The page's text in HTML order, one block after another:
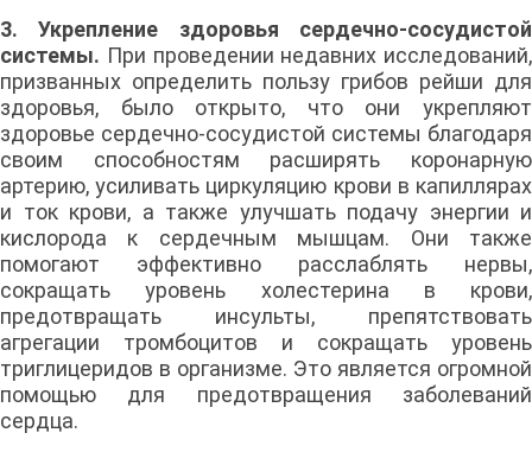
3. Укрепление здоровья сердечно-сосудистой
системы. При проведении недавних исследований,
призванных определить пользу грибов рейши для
здоровья, было открыто, что они укрепляют
здоровье сердечно-сосудистой системы благодаря
своим способностям расширять коронарную
артерию, усиливать циркуляцию крови в капиллярах
и ток крови, а также улучшать подачу энергии и
кислорода к сердечным мышцам. Они также
помогают эффективно расслаблять нервы,
сокращать уровень холестерина в крови,
предотвращать инсульты, препятствовать
агрегации тромбоцитов и сокращать уровень
триглицеридов в организме. Это является огромной
помощью для предотвращения заболеваний
сердца.